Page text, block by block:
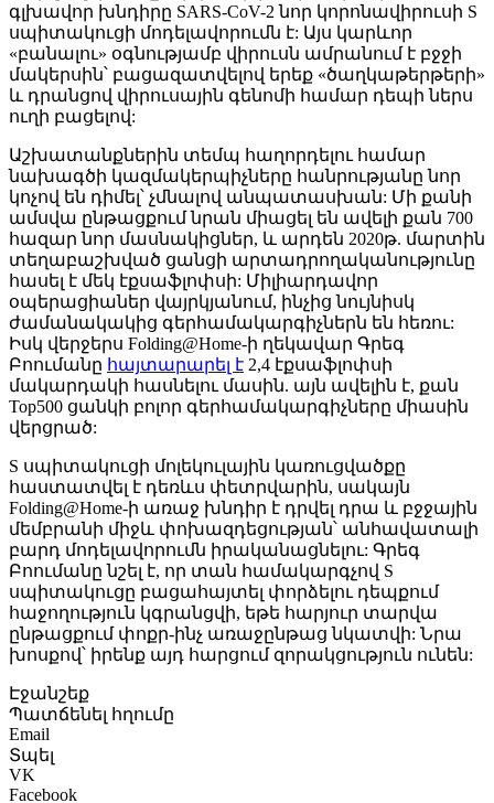
գլխավոր խնդիրը SARS-CoV-2 նոր կորոնավիրուսի S
սպիտակուցի մոդելավորումն է: Այս կարևոր
«բանալու» օգնությամբ վիրուսն ամրանում է բջջի
մակերսին՝ բացազատվելով երեք «ծաղկաթերթերի»
և դրանցով վիրուսային գենոմի համար դեպի ներս
ուղի բացելով:
Աշխատանքներին տեմպ հաղորդելու համար
նախագծի կազմակերպիչները հանրությանը նոր
կոչով են դիմել՝ չմնալով անպատասխան: Մի քանի
ամսվա ընթացքում նրան միացել են ավելի քան 700
հազար նոր մասնակիցներ, և արդեն 2020թ. մարտին
տեղաբաշխված ցանցի արտադրողականությունը
հասել է մեկ էքսաֆլոփսի: Միլիարդավոր
օպերացիաներ վայրկյանում, ինչից նույնիսկ
ժամանակակից գերհամակարգիչներն են հեռու:
Իսկ վերջերս Folding@Home-ի ղեկավար Գրեգ
Բոումանը հայտարարել է 2,4 էքսաֆլոփսի
մակարդակի հասնելու մասին. այն ավելին է, քան
Top500 ցանկի բոլոր գերհամակարգիչները միասին
վերցրած:
S սպիտակուցի մոլեկուլային կառուցվածքը
հաստատվել է դեռևս փետրվարին, սակայն
Folding@Home-ի առաջ խնդիր է դրվել դրա և բջջային
մեմբրանի միջև փոխազդեցության՝ անհավատալի
բարդ մոդելավորումն իրականացնելու: Գրեգ
Բոումանը նշել է, որ տան համակարգչով S
սպիտակուցը բացահայտել փորձելու դեպքում
հաջողություն կգրանցվի, եթե հարյուր տարվա
ընթացքում փոքր-ինչ առաջընթաց նկատվի: Նրա
խոսքով՝ իրենք այդ հարցում զորակցություն ունեն:
Էջանշեք
Պատճենել հղումը
Email
Տպել
VK
Facebook